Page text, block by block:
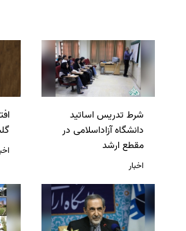
شرط تدریس اساتید
دانشگاه آزاداسلامی در
مقطع ارشد
اخبار